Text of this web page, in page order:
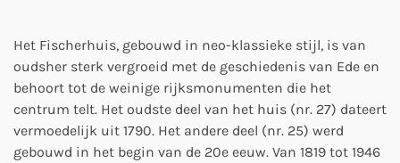
Het Fischerhuis, gebouwd in neo-klassieke stijl, is van
oudsher sterk vergroeid met de geschiedenis van Ede en
behoort tot de weinige rijksmonumenten die het
centrum telt. Het oudste deel van het huis (nr. 27) dateert
vermoedelijk uit 1790. Het andere deel (nr. 25) werd
gebouwd in het begin van de 20e eeuw. Van 1819 tot 1946